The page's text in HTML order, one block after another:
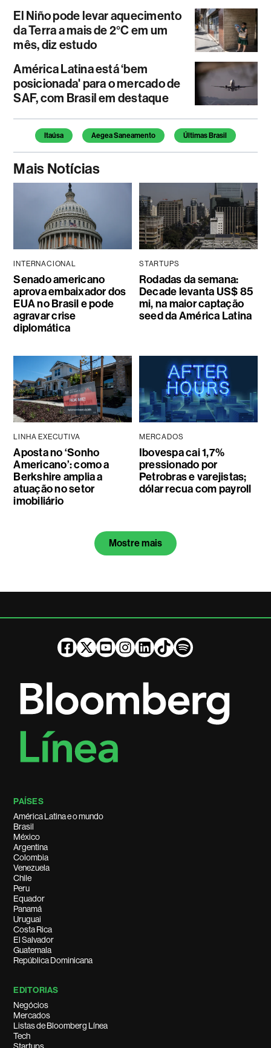
El Niño pode levar aquecimento
da Terra a mais de 2°C em um
mês, diz estudo
América Latina está ‘bem
posicionada' para o mercado de
SAF, com Brasil em destaque
Temas deste artigo
Itaúsa Aegea Saneamento Últimas Brasil
Mais Notícias
INTERNACIONAL
Senado americano
aprova embaixador dos
EUA no Brasil e pode
agravar crise
diplomática
STARTUPS
Rodadas da semana:
Decade levanta US$ 85
mi, na maior captação
seed da América Latina
LINHA EXECUTIVA
Aposta no ‘Sonho
Americano’: como a
Berkshire amplia a
atuação no setor
imobiliário
MERCADOS
Ibovespa cai 1,7%
pressionado por
Petrobras e varejistas;
dólar recua com payroll
Mostre mais
PAÍSES
América Latina e o mundo
Brasil
México
Argentina
Colombia
Venezuela
Chile
Peru
Equador
Panamá
Uruguai
Costa Rica
El Salvador
Guatemala
República Dominicana
EDITORIAS
Negócios
Mercados
Listas de Bloomberg Línea
Tech